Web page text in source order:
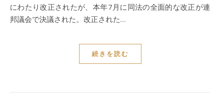
にわたり改正されたが、本年7月に同法の全面的な改正が連
邦議会で決議された。改正された…
続きを読む